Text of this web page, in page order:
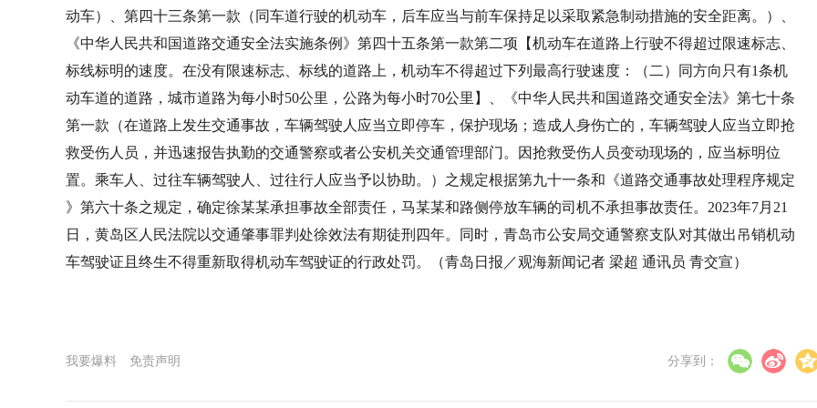
动车）、第四十三条第一款（同车道行驶的机动车，后车应当与前车保持足以采取紧急制动措施的安全距离。）、
《中华人民共和国道路交通安全法实施条例》第四十五条第一款第二项【机动车在道路上行驶不得超过限速标志、
标线标明的速度。在没有限速标志、标线的道路上，机动车不得超过下列最高行驶速度：（二）同方向只有1条机
动车道的道路，城市道路为每小时50公里，公路为每小时70公里】、《中华人民共和国道路交通安全法》第七十条
第一款（在道路上发生交通事故，车辆驾驶人应当立即停车，保护现场；造成人身伤亡的，车辆驾驶人应当立即抢
救受伤人员，并迅速报告执勤的交通警察或者公安机关交通管理部门。因抢救受伤人员变动现场的，应当标明位
置。乘车人、过往车辆驾驶人、过往行人应当予以协助。）之规定根据第九十一条和《道路交通事故处理程序规定
》第六十条之规定，确定徐某某承担事故全部责任，马某某和路侧停放车辆的司机不承担事故责任。2023年7月21
日，黄岛区人民法院以交通肇事罪判处徐效法有期徒刑四年。同时，青岛市公安局交通警察支队对其做出吊销机动
车驾驶证且终生不得重新取得机动车驾驶证的行政处罚。（青岛日报／观海新闻记者 梁超 通讯员 青交宣）
我要爆料 免责声明 分享到：